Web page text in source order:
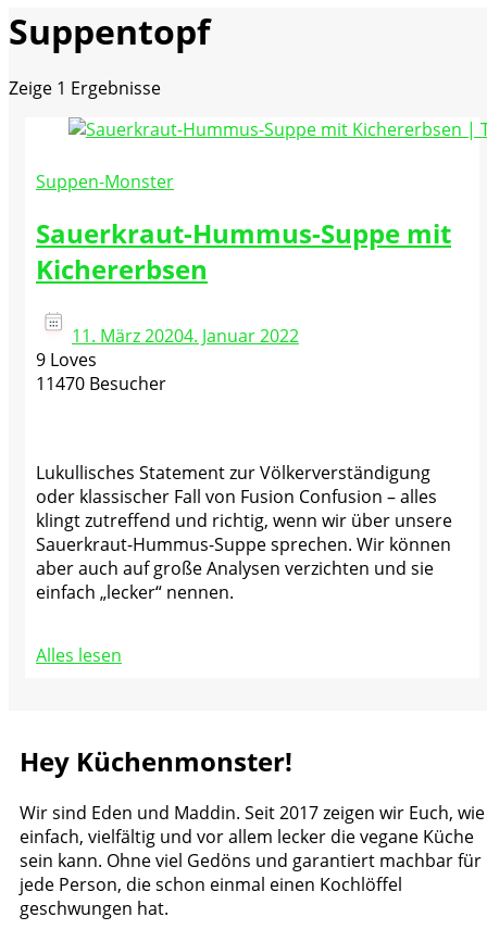
Toastenstein.com
Suppentopf
Zeige 1 Ergebnisse
Suppen-Monster
Sauerkraut-Hummus-Suppe mit
Kichererbsen
11. März 20204. Januar 2022
9 Loves
11470 Besucher
Lukullisches Statement zur Völkerverständigung
oder klassischer Fall von Fusion Confusion – alles
klingt zutreffend und richtig, wenn wir über unsere
Sauerkraut-Hummus-Suppe sprechen. Wir können
aber auch auf große Analysen verzichten und sie
einfach „lecker“ nennen.
Alles lesen
Hey Küchenmonster!
Wir sind Eden und Maddin. Seit 2017 zeigen wir Euch, wie
einfach, vielfältig und vor allem lecker die vegane Küche
sein kann. Ohne viel Gedöns und garantiert machbar für
jede Person, die schon einmal einen Kochlöffel
geschwungen hat.